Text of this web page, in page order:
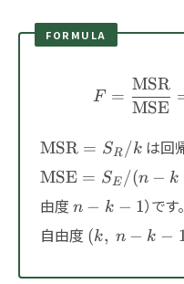
FORMULA
F =
MSE
MSR
MSR = SR /k は回
MSE = SE /(n − k
由度 n-
1
n − k − 1）です
自由度 (k,\
n-
k-
(k, n − k −